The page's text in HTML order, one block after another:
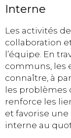
Interne
Les activités
collaboration
l’équipe. En
communs, les
connaître, à
les problèmes
renforce les
et favorise
interne au